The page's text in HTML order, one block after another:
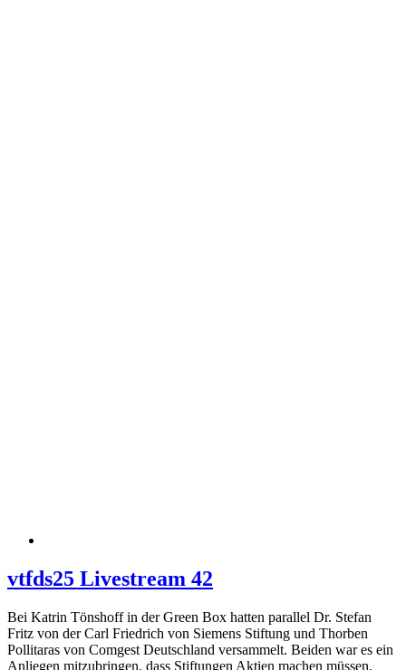
vtfds25 Livestream 42
Bei Katrin Tönshoff in der Green Box hatten parallel Dr. Stefan
Fritz von der Carl Friedrich von Siemens Stiftung und Thorben
Pollitaras von Comgest Deutschland versammelt. Beiden war es ein
Anliegen mitzubringen, dass Stiftungen Aktien machen müssen,